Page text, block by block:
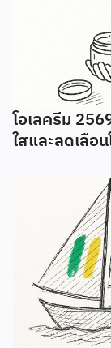
โอเลครีม
ใสและลดเลือ